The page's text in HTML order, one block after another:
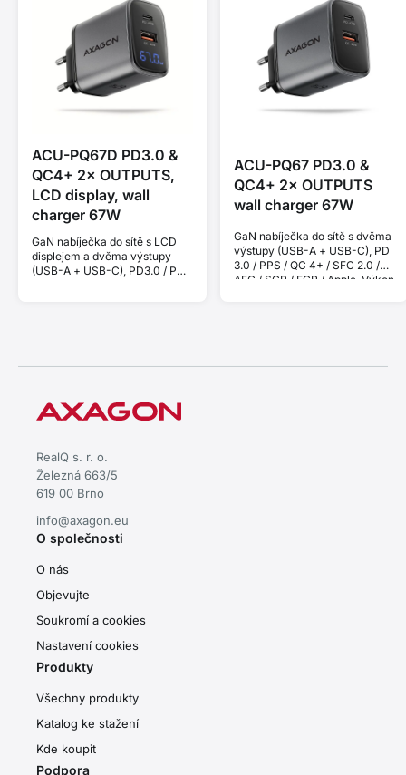
ACU-PQ67D PD3.0 &
QC4+ 2× OUTPUTS,
LCD display, wall
charger 67W
GaN nabíječka do sítě s LCD
displejem a dvěma výstupy
(USB-A + USB-C), PD3.0 / PPS
ACU-PQ67 PD3.0 &
QC4+ 2× OUTPUTS
wall charger 67W
GaN nabíječka do sítě s dvěma
výstupy (USB-A + USB-C), PD
3.0 / PPS / QC 4+ / SFC 2.0 /
AFC / SCP / FCP / Apple. Výkon
RealQ s. r. o.
Železná 663/5
619 00 Brno
info@axagon.eu
O společnosti
O nás
Objevujte
Soukromí a cookies
Nastavení cookies
Produkty
Všechny produkty
Katalog ke stažení
Kde koupit
Podpora